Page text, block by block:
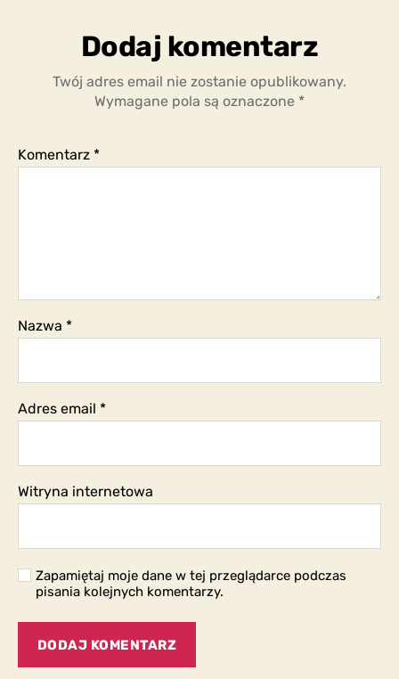
Dodaj komentarz
Twój adres email nie zostanie opublikowany.
Wymagane pola są oznaczone *
Komentarz *
Nazwa *
Adres email *
Witryna internetowa
Zapamiętaj moje dane w tej przeglądarce podczas
pisania kolejnych komentarzy.